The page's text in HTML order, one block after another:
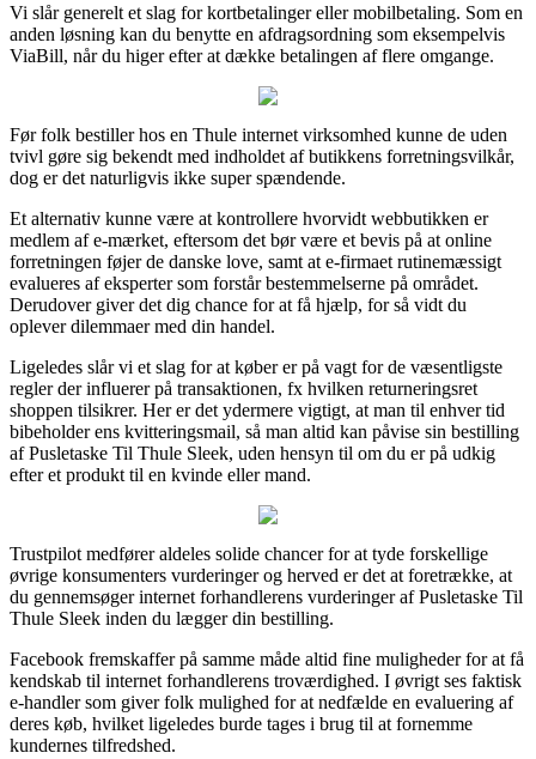
Vi slår generelt et slag for kortbetalinger eller mobilbetaling. Som en
anden løsning kan du benytte en afdragsordning som eksempelvis
ViaBill, når du higer efter at dække betalingen af flere omgange.
Før folk bestiller hos en Thule internet virksomhed kunne de uden
tvivl gøre sig bekendt med indholdet af butikkens forretningsvilkår,
dog er det naturligvis ikke super spændende.
Et alternativ kunne være at kontrollere hvorvidt webbutikken er
medlem af e-mærket, eftersom det bør være et bevis på at online
forretningen føjer de danske love, samt at e-firmaet rutinemæssigt
evalueres af eksperter som forstår bestemmelserne på området.
Derudover giver det dig chance for at få hjælp, for så vidt du
oplever dilemmaer med din handel.
Ligeledes slår vi et slag for at køber er på vagt for de væsentligste
regler der influerer på transaktionen, fx hvilken returneringsret
shoppen tilsikrer. Her er det ydermere vigtigt, at man til enhver tid
bibeholder ens kvitteringsmail, så man altid kan påvise sin bestilling
af Pusletaske Til Thule Sleek, uden hensyn til om du er på udkig
efter et produkt til en kvinde eller mand.
Trustpilot medfører aldeles solide chancer for at tyde forskellige
øvrige konsumenters vurderinger og herved er det at foretrække, at
du gennemsøger internet forhandlerens vurderinger af Pusletaske Til
Thule Sleek inden du lægger din bestilling.
Facebook fremskaffer på samme måde altid fine muligheder for at få
kendskab til internet forhandlerens troværdighed. I øvrigt ses faktisk
e-handler som giver folk mulighed for at nedfælde en evaluering af
deres køb, hvilket ligeledes burde tages i brug til at fornemme
kundernes tilfredshed.